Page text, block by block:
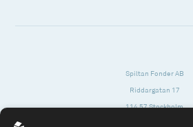
Spiltan Fonder AB
Riddargatan 17
114 57 Stockholm